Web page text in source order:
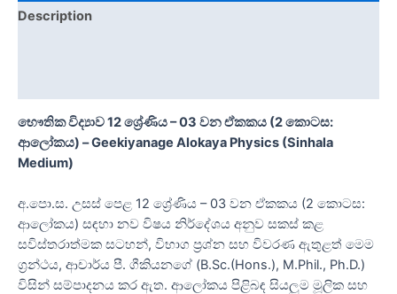
Description
භෞතික විද්‍යාව 12 ශ්‍රේණිය – 03 වන ඒකකය (2 කොටස:
ආලෝකය) – Geekiyanage Alokaya Physics (Sinhala
Medium)
අ.පො.ස. උසස් පෙළ 12 ශ්‍රේණිය – 03 වන ඒකකය (2 කොටස:
ආලෝකය) සඳහා නව විෂය නිර්දේශය අනුව සකස් කළ
සවිස්තරාත්මක සටහන්, විභාග ප්‍රශ්න සහ විවරණ ඇතුළත් මෙම
ග්‍රන්ථය, ආචාර්ය පී. ගීකියනගේ (B.Sc.(Hons.), M.Phil., Ph.D.)
විසින් සම්පාදනය කර ඇත. ආලෝකය පිළිබඳ සියලුම මූලික සහ